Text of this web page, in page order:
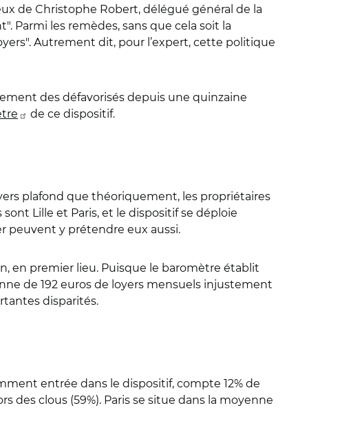
de Christophe Robert, délégué général de la
Parmi les remèdes, sans que cela soit la
Autrement dit, pour l’expert, cette politique
des défavorisés depuis une quinzaine
de ce dispositif.
plafond que théoriquement, les propriétaires
Lille et Paris, et le dispositif se déploie
peuvent y prétendre eux aussi.
en premier lieu. Puisque le baromètre établit
de 192 euros de loyers mensuels injustement
disparités.
entrée dans le dispositif, compte 12% de
des clous (59%). Paris se situe dans la moyenne